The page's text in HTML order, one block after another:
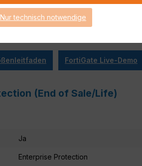
FortiGate Live-Demo
(End of Sale/Life)
Ja
Enterprise Protection
Nur technisch notwendige